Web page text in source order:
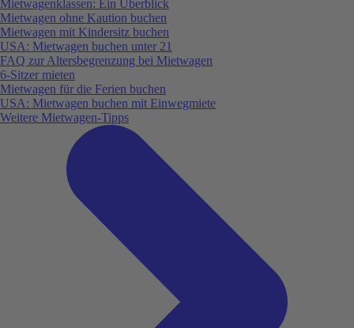
Mietwagenklassen: Ein Überblick
Mietwagen ohne Kaution buchen
Mietwagen mit Kindersitz buchen
USA: Mietwagen buchen unter 21
FAQ zur Altersbegrenzung bei Mietwagen
6-Sitzer mieten
Mietwagen für die Ferien buchen
USA: Mietwagen buchen mit Einwegmiete
Weitere Mietwagen-Tipps